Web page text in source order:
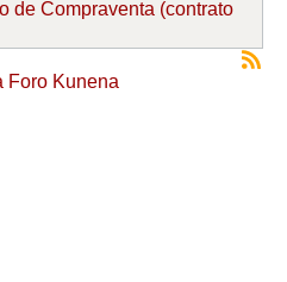
de Compraventa (contrato
Foro Kunena